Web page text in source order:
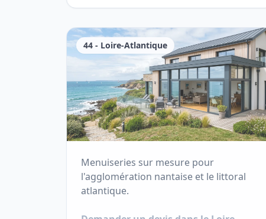
44 - Loire-Atlantique
Menuiseries sur mesure pour
l'agglomération nantaise et le littoral
atlantique.